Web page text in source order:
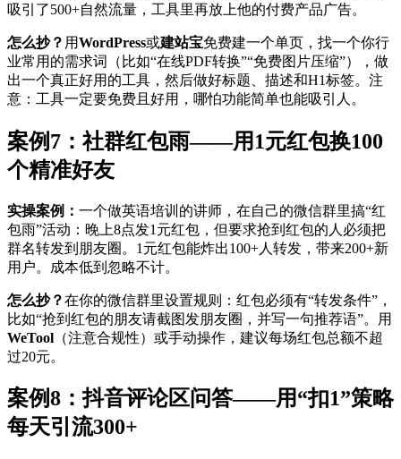
吸引了500+自然流量，工具里再放上他的付费产品广告。
怎么抄？ 用WordPress或建站宝免费建一个单页，找一个你行
业常用的需求词（比如“在线PDF转换”“免费图片压缩”），做
出一个真正好用的工具，然后做好标题、描述和H1标签。注
意：工具一定要免费且好用，哪怕功能简单也能吸引人。
案例7：社群红包雨——用1元红包换100
个精准好友
实操案例： 一个做英语培训的讲师，在自己的微信群里搞“红
包雨”活动：晚上8点发1元红包，但要求抢到红包的人必须把
群名转发到朋友圈。1元红包能炸出100+人转发，带来200+新
用户。成本低到忽略不计。
怎么抄？在你的微信群里设置规则：红包必须有“转发条件”，
比如“抢到红包的朋友请截图发朋友圈，并写一句推荐语”。用
WeTool （注意合规性）或手动操作，建议每场红包总额不超
过20元。
案例8：抖音评论区问答——用“扣1”策略
每天引流300+